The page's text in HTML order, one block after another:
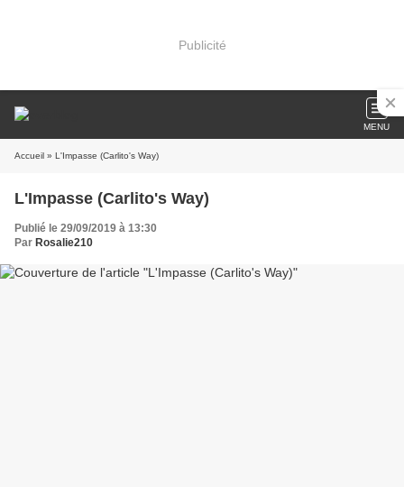
Publicité
MENU
Accueil » L'Impasse (Carlito's Way)
L'Impasse (Carlito's Way)
Publié le 29/09/2019 à 13:30
Par Rosalie210